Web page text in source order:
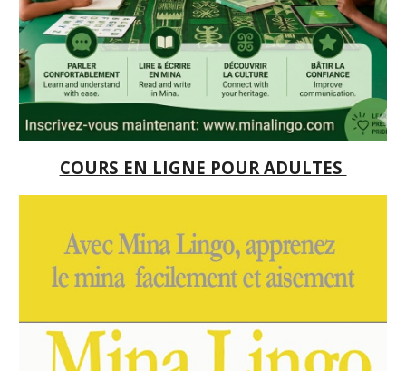
COURS EN LIGNE POUR ADULTES